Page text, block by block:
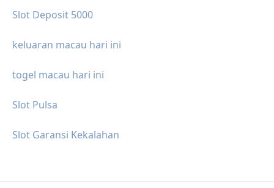
Slot Deposit 5000
keluaran macau hari ini
togel macau hari ini
Slot Pulsa
Slot Garansi Kekalahan